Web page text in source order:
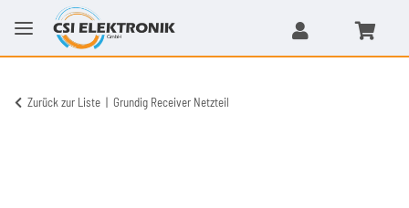
Zurück zur Liste Grundig Receiver Netzteil